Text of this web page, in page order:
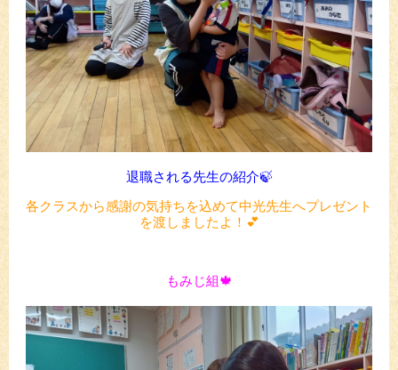
退職される先生の紹介🍃
各クラスから感謝の気持ちを込めて中光先生へプレゼント
を渡しましたよ！💕
もみじ組🍁